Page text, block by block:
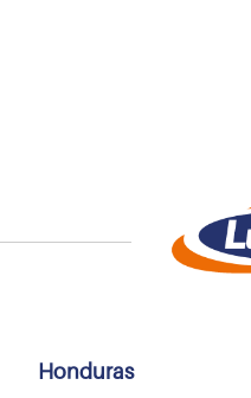
Honduras